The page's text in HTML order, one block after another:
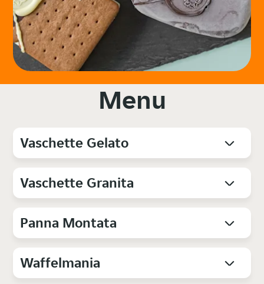
Menu
Vaschette Gelato
Vaschette Granita
Panna Montata
Waffelmania